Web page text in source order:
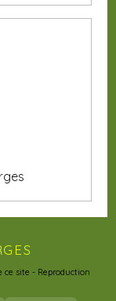
ce site - Reproduction